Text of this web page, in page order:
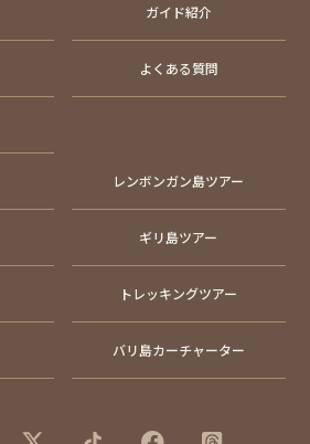
ガイド紹介
よくある質問
レンボンガン島ツアー
ギリ島ツアー
トレッキングツアー
バリ島カーチャーター